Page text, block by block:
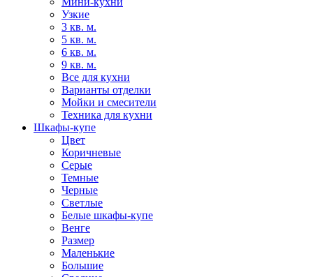
Узкие
3 кв. м.
5 кв. м.
6 кв. м.
9 кв. м.
Все для кухни
Варианты отделки
Мойки и смесители
Техника для кухни
Шкафы-купе
Цвет
Коричневые
Серые
Темные
Черные
Светлые
Белые шкафы-купе
Венге
Размер
Маленькие
Большие